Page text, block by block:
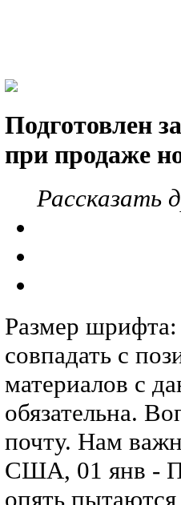
Подготовлен
при продаже
Рассказать
Размер
совпадать с
материалов с
обязательна.
почту. Нам
США, 01 янв -
опять